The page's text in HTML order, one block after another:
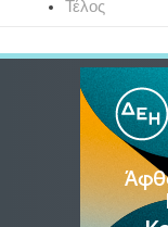
Τέλος